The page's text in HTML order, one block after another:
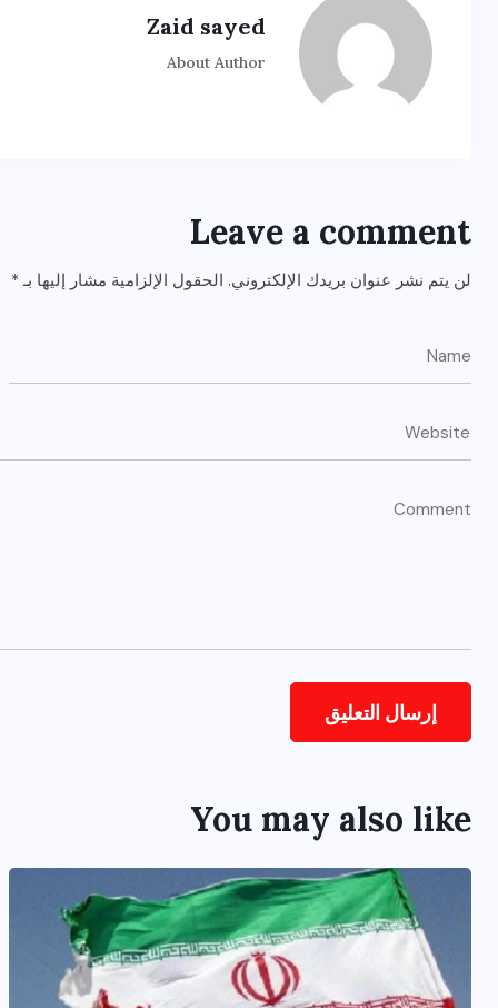
Zaid sayed
About Author
Leave a comment
لن يتم نشر عنوان بريدك الإلكتروني. الحقول الإلزامية مشار إليها بـ *
You may also like